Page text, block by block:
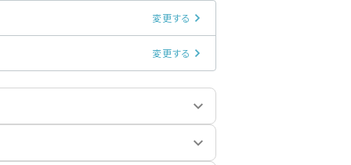
変更する
変更する